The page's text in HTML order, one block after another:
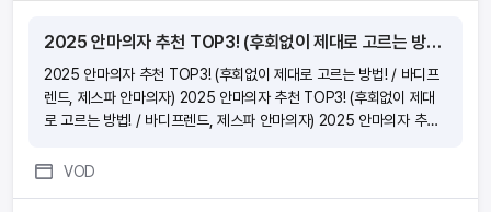
2025 안마의자 추천 TOP3! (후회없이 제대로 고르는 방법! / 바디프렌드, 제스파 안마의자)
2025 안마의자 추천 TOP3! (후회없이 제대로 고르는 방법! / 바디프
렌드, 제스파 안마의자) 2025 안마의자 추천 TOP3! (후회없이 제대
로 고르는 방법! / 바디프렌드, 제스파 안마의자) 2025 안마의자 추천
2025 안마의자 추천 TOP3! (후회없이 제대로 고르는 방법! / 바디프
VOD